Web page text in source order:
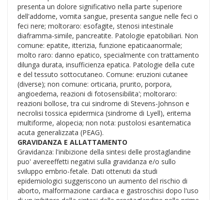
presenta un dolore significativo nella parte superiore
dell'addome, vomita sangue, presenta sangue nelle feci o
feci nere; moltoraro: esofagite, stenosi intestinale
diaframma-simile, pancreatite. Patologie epatobiliari. Non
comune: epatite, itterizia, funzione epaticaanormale;
molto raro: danno epatico, specialmente con trattamento
dilunga durata, insufficienza epatica. Patologie della cute
e del tessuto sottocutaneo. Comune: eruzioni cutanee
(diverse); non comune: orticaria, prurito, porpora,
angioedema, reazioni di fotosensibilita'; moltoraro:
reazioni bollose, tra cui sindrome di Stevens-Johnson e
necrolisi tossica epidermica (sindrome di Lyell), eritema
multiforme, alopecia; non nota: pustolosi esantematica
acuta generalizzata (PEAG).
GRAVIDANZA E ALLATTAMENTO
Gravidanza: l'inibizione della sintesi delle prostaglandine
puo' avereeffetti negativi sulla gravidanza e/o sullo
sviluppo embrio-fetale. Dati ottenuti da studi
epidemiologici suggeriscono un aumento del rischio di
aborto, malformazione cardiaca e gastroschisi dopo l'uso